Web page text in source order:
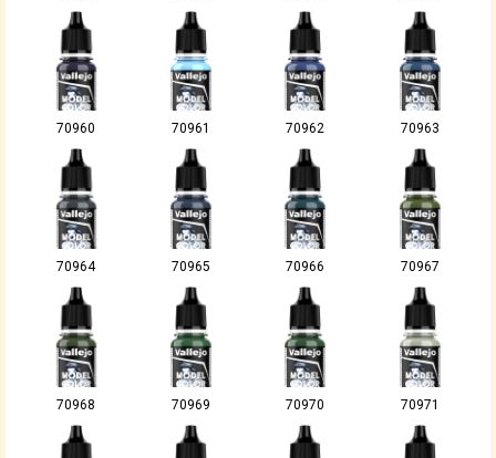
70960 70961 70962 70963
70964 70965 70966 70967
70968 70969 70970 70971